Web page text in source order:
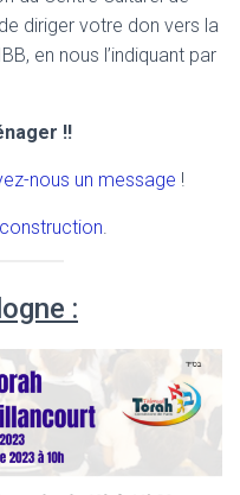
diriger votre don vers la
en nous l’indiquant par
!!
nous un message !
.
: